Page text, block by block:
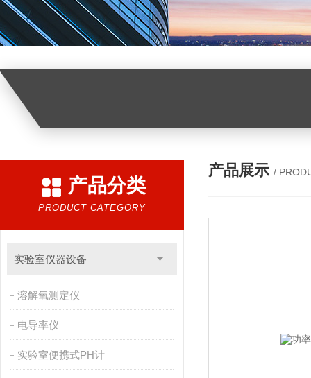
产品分类
PRODUCT CATEGORY
实验室仪器设备
溶解氧测定仪
电导率仪
实验室便携式PH计
产品展示 /